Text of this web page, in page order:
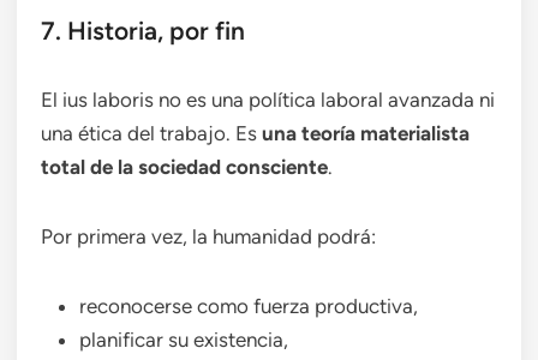
7. Historia, por fin
El ius laboris no es una política laboral avanzada ni
una ética del trabajo. Es una teoría materialista
total de la sociedad consciente.
Por primera vez, la humanidad podrá:
reconocerse como fuerza productiva,
planificar su existencia,